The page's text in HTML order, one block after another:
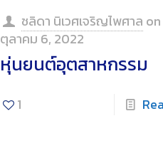
ชลิดา นิเวศเจริญไพศาล on
ตุลาคม 6, 2022
หุ่นยนต์อุตสาหกรรม
1